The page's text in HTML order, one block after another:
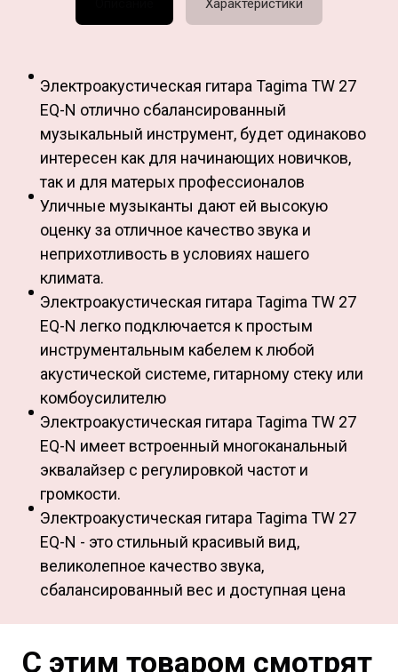
Характеристики
Электроакустическая гитара Tagima TW 27
EQ-N отлично сбалансированный
музыкальный инструмент, будет одинаково
интересен как для начинающих новичков,
так и для матерых профессионалов
Уличные музыканты дают ей высокую
оценку за отличное качество звука и
неприхотливость в условиях нашего
климата.
Электроакустическая гитара Tagima TW 27
EQ-N легко подключается к простым
инструментальным кабелем к любой
акустической системе, гитарному стеку или
комбоусилителю
Электроакустическая гитара Tagima TW 27
EQ-N имеет встроенный многоканальный
эквалайзер с регулировкой частот и
громкости.
Электроакустическая гитара Tagima TW 27
EQ-N - это стильный красивый вид,
великолепное качество звука,
сбалансированный вес и доступная цена
С этим товаром смотрят